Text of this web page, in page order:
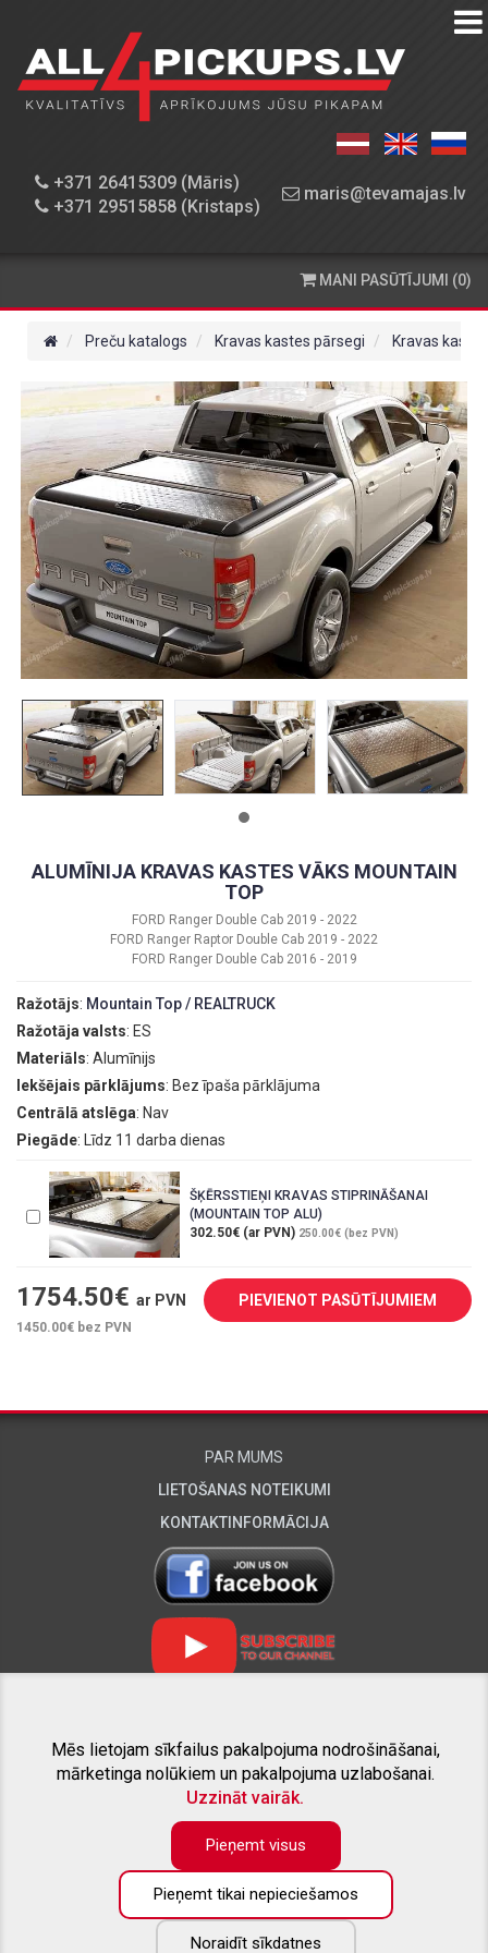
+371 26415309 (Māris)
+371 29515858 (Kristaps)
maris@tevamajas.lv
PREČU
KATALOGS
PIEGĀDE
KONTAKTINFORMĀCIJA
MANI PASŪTĪJUMI (0)
Preču katalogs Kravas kastes pārsegi Kravas
ALUMĪNIJA KRAVAS KASTES VĀKS MOUNTAIN
TOP
FORD Ranger Double Cab 2019 - 2022
FORD Ranger Raptor Double Cab 2019 - 2022
FORD Ranger Double Cab 2016 - 2019
Ražotājs: Mountain Top / REALTRUCK
Ražotāja valsts: ES
Materiāls: Alumīnijs
Iekšējais pārklājums: Bez īpaša pārklājuma
Centrālā atslēga: Nav
Piegāde: Līdz 11 darba dienas
ŠĶĒRSSTIEŅI KRAVAS STIPRINĀŠANAI
(MOUNTAIN TOP ALU)
302.50€ (ar PVN) 250.00€ (bez PVN)
1754.50€ ar PVN
1450.00€ bez PVN
PIEVIENOT PASŪTĪJUMIEM
PAR MUMS
LIETOŠANAS NOTEIKUMI
KONTAKTINFORMĀCIJA
SAISTĪTIE PROJEKTI
Preču katalogā pieejama tikai daļa no piedāvāto preču apjoma. Ja
nesanāk atrast interesējošo aprīkojumu savam pikapam - droši
zvaniet, vai rakstiet uz e-pastu. Labprāt sniegsim konsultāciju un
Mēs lietojam sīkfailus pakalpojuma nodrošināšanai,
mārketinga nolūkiem un pakalpojuma uzlabošanai.
Uzzināt vairāk.
Pieņemt visus
Pieņemt tikai nepieciešamos
Noraidīt sīkdatnes